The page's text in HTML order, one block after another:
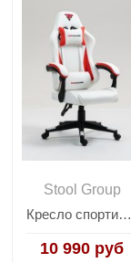
Stool Group
Кресло спортивное TopChairs Phantom бело-красный
10 990 руб